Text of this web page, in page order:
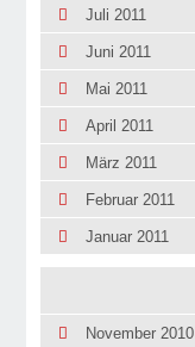
Juli 2011
Juni 2011
Mai 2011
April 2011
März 2011
Februar 2011
Januar 2011
November 2010